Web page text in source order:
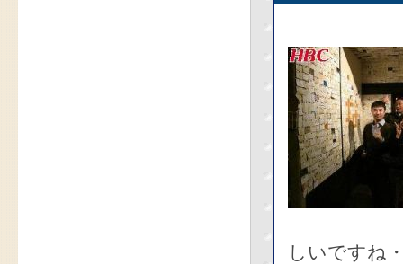
しいですね